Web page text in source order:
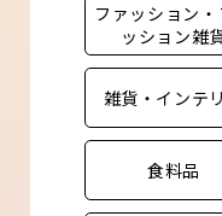
ファッション・
ッション雑
雑貨・インテ
食料品